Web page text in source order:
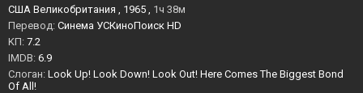
США Великобритания , 1965 , 1ч 38м
Перевод: Синема УСКиноПоиск HD
KП: 7.2
IMDB: 6.9
Слоган: Look Up! Look Down! Look Out! Here Comes The Biggest Bond
Of All!